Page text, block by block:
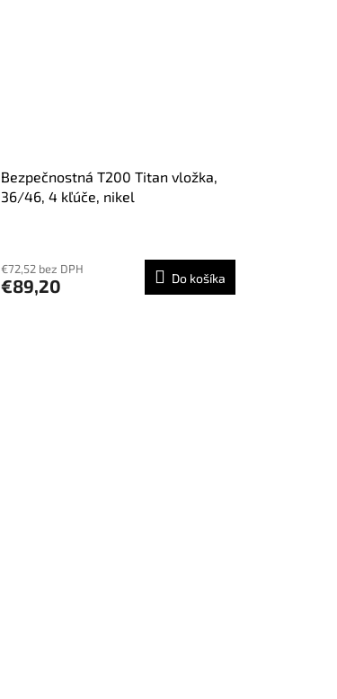
Bezpečnostná T200 Titan vložka,
36/46, 4 kľúče, nikel
€72,52 bez DPH
€89,20 Do košíka